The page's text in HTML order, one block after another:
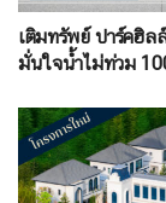
เติมทรัพย์ ปาร์คฮิล
มั่นใจน้ำไม่ท่วม